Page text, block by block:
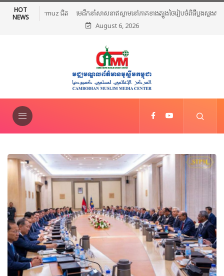
HOT
NEWS
មេដឹកនាំសាសនាឥស្លាមនៅភាគខាងត្បូងថៃរៀបចំពិធីបួងសួងសន្តិភាព និងថ្កោល
ទោសអំពើហិង្សា ក្រោយការវាយប្រហារនៅណារ៉ាធីវ៉ាត់
August 6, 2026